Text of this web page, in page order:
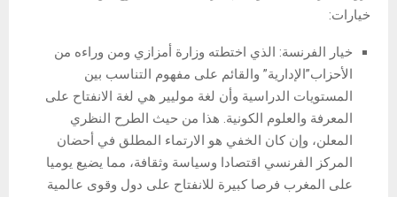
خيارات:
خيار الفرنسة: الذي اختطته وزارة أمزازي ومن وراءه من
الأحزاب”الإدارية” والقائم على مفهوم التناسب بين
المستويات الدراسية وأن لغة موليير هي لغة الانفتاح على
المعرفة والعلوم الكونية. هذا من حيث الطرح النظري
المعلن، وإن كان الخفي هو الارتماء المطلق في أحضان
المركز الفرنسي اقتصادا وسياسة وثقافة، مما يضيع يوميا
على المغرب فرصا كبيرة للانفتاح على دول وقوى عالمية